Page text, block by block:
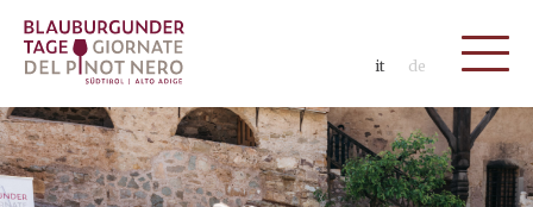
it de